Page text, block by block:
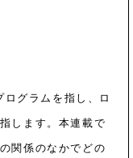
グラムを指し、ロ
します。本連載で
関係のなかでどの